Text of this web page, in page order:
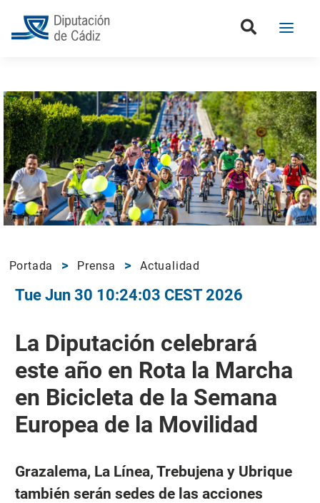
Portada Prensa Actualidad
Tue Jun 30 10:24:03 CEST 2026
La Diputación celebrará
este año en Rota la Marcha
en Bicicleta de la Semana
Europea de la Movilidad
Grazalema, La Línea, Trebujena y Ubrique
también serán sedes de las acciones